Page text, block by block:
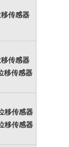
传感器
传感器
移传感器
移传感器
移传感器